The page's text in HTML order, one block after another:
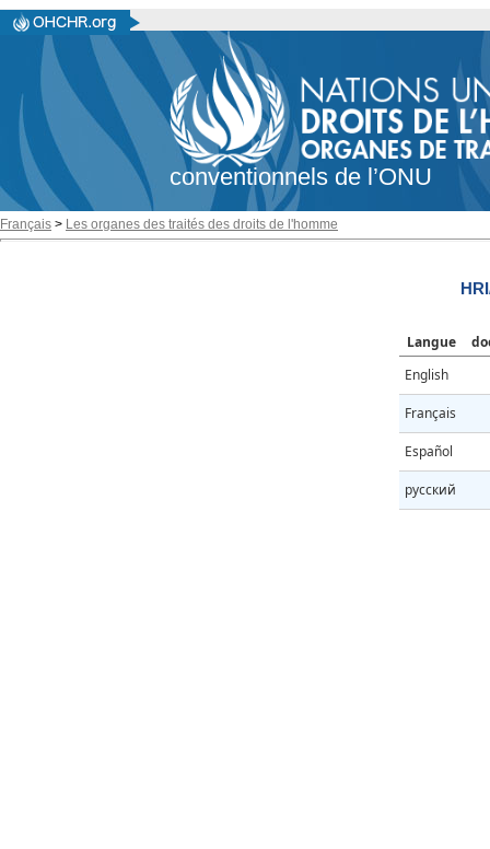
conventionnels de l’ONU
Français > Les organes des traités des droits de l'homme
Langue
English
Français
Español
русский